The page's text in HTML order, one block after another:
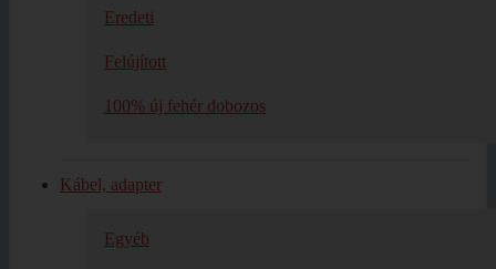
Eredeti
Felújított
100% új fehér dobozos
Kábel, adapter
Egyéb